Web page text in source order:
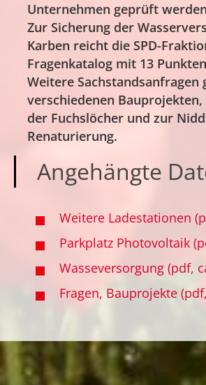
Unternehmen geprüft
Zur Sicherung der
Karben reicht die SPD-
Fragenkatalog mit 13
Weitere Sachstandsanfragen
verschiedenen
der Fuchslöcher und zur
Renaturierung.
Angehängte
Weitere Ladestationen
Parkplatz Photovoltaik
Wasseversorgung (pdf,
Fragen, Bauprojekte